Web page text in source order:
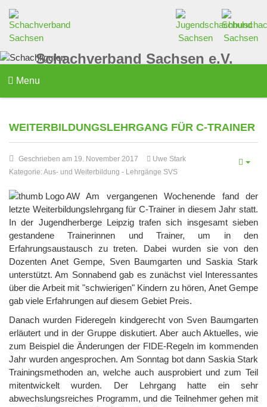
Schachverband Sachsen e.V.
Menu
WEITERBILDUNGSLEHRGANG FÜR C-TRAINER
Geschrieben am 19. November 2017
Uwe Stark
Kategorie:Aus- und Weiterbildung - Lehrgänge SVS
Am vergangenen Wochenende fand der
letzte Weiterbildungslehrgang für C-Trainer in diesem Jahr statt.
In der Jugendherberge Leipzig trafen sich insgesamt sieben
gestandene Trainerinnen und Trainer, um in den
Erfahrungsaustausch zu treten. Dabei wurden sie von den
Dozenten Anet Gempe, Sven Baumgarten und Saskia Stark
unterstützt. Am Sonnabend gab es zunächst viel Interessantes
über die Arbeit mit "schwierigen" Kindern zu hören, Anet Gempe
gab viele Erfahrungen auf diesem Gebiet Preis.
Danach wurden Fideregeln kindgerecht von Sven Baumgarten
erläutert und in der Gruppe diskutiert. Aber auch Aktuelles, wie
zum Beispiel die Änderungen der FIDE-Regeln im kommenden
Jahr wurden angesprochen. Am Sonntag bot dann Saskia Stark
Trainingsmethoden an, welche auch ausprobiert und zum Teil
mitentwickelt wurden. Der Lehrgang hatte ein sehr
abwechslungsreiches Programm, und die Teilnehmer gehen mit